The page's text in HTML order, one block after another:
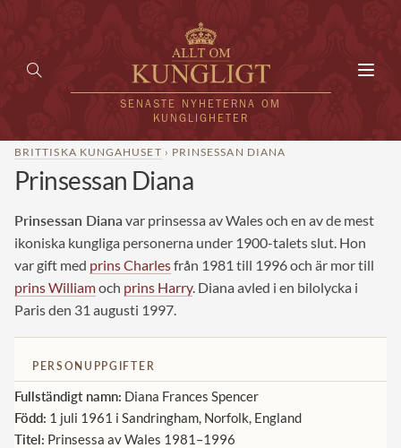
SENASTE NYHETERNA OM
KUNGLIGHETER
HEM
KUNGAFAMILJEN
UTLÄNDSKT
KÄNDISAR
VÄRLDENS KUNGAHUS
Svenska kungahuset
Brittiska kungahuset
REDAKTION
BRITTISKA KUNGAHUSET › PRINSESSAN DIANA
Prinsessan Diana
Prinsessan Diana var prinsessa av Wales och en av de mest
ikoniska kungliga personerna under 1900-talets slut. Hon
var gift med prins Charlesfrån 1981 till 1996 och är mor till
prins Williamoch prins Harry. Diana avled i en bilolycka i
Paris den 31 augusti 1997.
PERSONUPPGIFTER
Fullständigt namn: Diana Frances Spencer
Född: 1 juli 1961 i Sandringham, Norfolk, England
Titel: Prinsessa av Wales 1981–1996